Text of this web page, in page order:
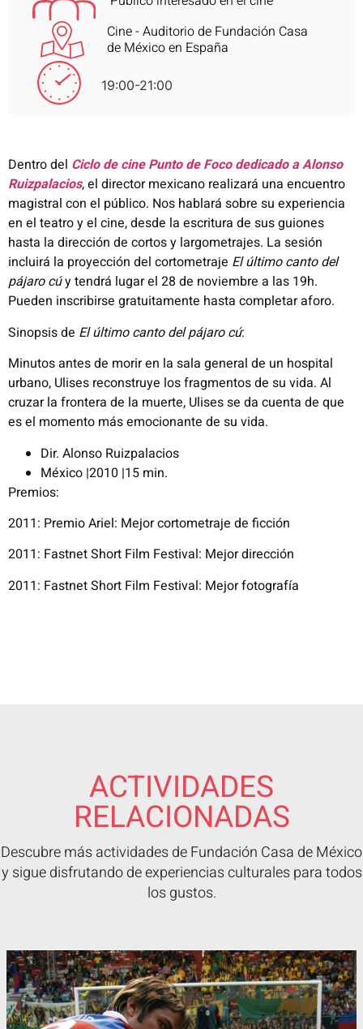
Cine - Auditorio de Fundación Casa
de México en España
19:00-21:00
Dentro del Ciclo de cine Punto de Foco dedicado a Alonso
Ruizpalacios​​, el director mexicano realizará una encuentro
magistral con el público. Nos hablará sobre su experiencia
en el teatroy el cine, desde la escritura de sus guiones
hasta la dirección de cortos y largometrajes. La sesión
incluirá la proyección del cortometraje El último canto del
pájaro cúy tendrá lugar el 28 de noviembre a las 19h.
Pueden inscribirse gratuitamente hasta completar aforo.
Sinopsis de El último canto del pájaro cú:
Minutos antes de morir en la sala general de un hospital
urbano, Ulises reconstruye los fragmentos de su vida. Al
cruzar la frontera de la muerte, Ulisesse da cuenta de que
es el momento más emocionante de su vida.
Dir. Alonso Ruizpalacios
México |2010 |15 min.
Premios:
2011: Premio Ariel: Mejor cortometraje de ficción
2011: Fastnet Short Film Festival: Mejor dirección
2011: Fastnet Short Film Festival: Mejor fotografía
ACTIVIDADES
RELACIONADAS
Descubre más actividades de Fundación Casa de México
y sigue disfrutando de experiencias culturales para todos
los gustos.